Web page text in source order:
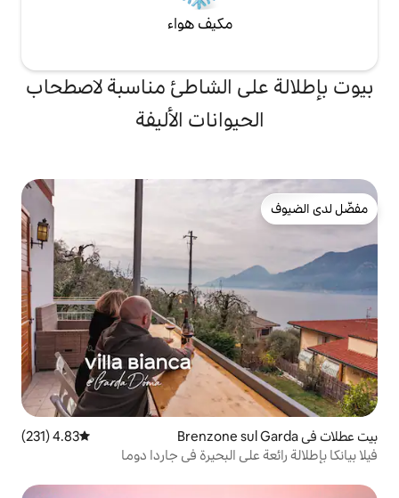
الشاطئ مناسبة لاصطحاب
متوسط التقييم 4.83 من 5، 231 مراجعات
4.83 (231)
البحيرة في جاردا دوما